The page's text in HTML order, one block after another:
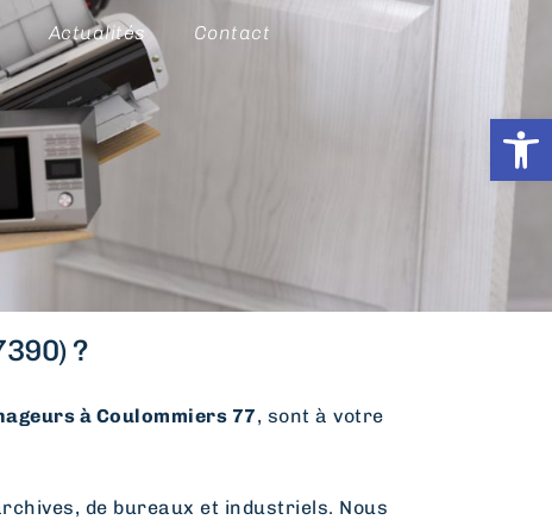
Ouvrir
Actualités Contact
?
à Coulommiers 77, sont à votre
de bureaux et industriels. Nous